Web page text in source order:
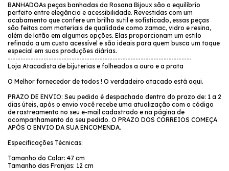
BANHADOAs peças banhadas da Rosana Bijoux são o equilíbrio
perfeito entre elegância e acessibilidade. Revestidas com um
acabamento que confere um brilho sutil e sofisticado, essas peças
são feitas com materiais de qualidade como zamac, vidro e resina,
além de latão em algumas opções. Elas proporcionam um estilo
refinado a um custo acessível e são ideais para quem busca um toque
especial em suas produções diárias.
------------------------------------------------------------------------
Loja Atacadista de bijuterias e folheados a ouro e a prata
O Melhor fornecedor de todos ! O verdadeiro atacado está aqui.
PRAZO DE ENVIO: Seu pedido é despachado dentro do prazo de: 1 a 2
dias úteis, após o envio você recebe uma atualização com o código
de rastreamento no seu e-mail cadastrado e na página de
acompanhamento do seu pedido. O PRAZO DOS CORREIOS COMEÇA
APÓS O ENVIO DA SUA ENCOMENDA.
Especificações Técnicas:
Tamanho do Colar: 47 cm
Tamanho das Franjas: 12 cm